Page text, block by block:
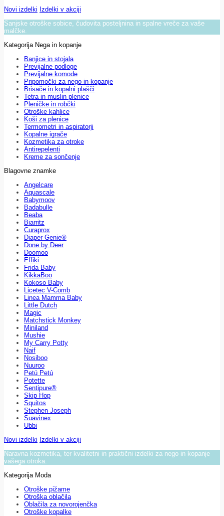
Novi izdelki Izdelki v akciji
Sanjske otroške sobice, čudovita posteljnina in spalne vreče za vaše
malčke.
Kategorija Nega in kopanje
Banjice in stojala
Previjalne podloge
Previjalne komode
Pripomočki za nego in kopanje
Brisače in kopalni plašči
Tetra in muslin plenice
Pleničke in robčki
Otroške kahlice
Koši za plenice
Termometri in aspiratorji
Kopalne igrače
Kozmetika za otroke
Antirepelenti
Kreme za sončenje
Blagovne znamke
Angelcare
Aquascale
Babymoov
Badabulle
Beaba
Biarritz
Curaprox
Diaper Genie®
Done by Deer
Doomoo
Effiki
Frida Baby
KikkaBoo
Kokoso Baby
Licetec V-Comb
Linea Mamma Baby
Little Dutch
Magic
Matchstick Monkey
Miniland
Mushie
My Carry Potty
Naif
Nosiboo
Nuuroo
Petú Petú
Potette
Sentipure®
Skip Hop
Squitos
Stephen Joseph
Suavinex
Ubbi
Novi izdelki Izdelki v akciji
Naravna kozmetika, ter kvalitetni in praktični izdelki za nego in kopanje
vašega otroka.
Kategorija Moda
Otroške pižame
Otroška oblačila
Oblačila za novorojenčka
Otroške kopalke